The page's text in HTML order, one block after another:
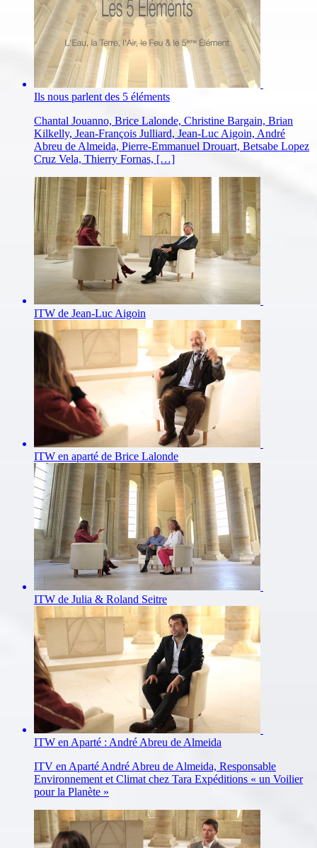
Ils nous parlent des 5 éléments
Chantal Jouanno, Brice Lalonde, Christine Bargain, Brian
Kilkelly, Jean-François Julliard, Jean-Luc Aigoin, André
Abreu de Almeida, Pierre-Emmanuel Drouart, Betsabe Lopez
Cruz Vela, Thierry Fornas, […]
ITW de Jean-Luc Aigoin
ITW en aparté de Brice Lalonde
ITW de Julia & Roland Seitre
ITW en Aparté : André Abreu de Almeida
ITV en Aparté André Abreu de Almeida, Responsable
Environnement et Climat chez Tara Expéditions « un Voilier
pour la Planète »